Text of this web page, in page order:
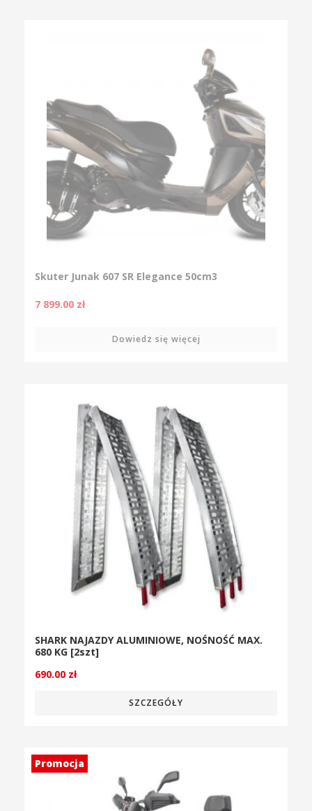
Skuter Junak 607 SR Elegance 50cm3
7 899.00 zł
Dowiedz się więcej
SHARK NAJAZDY ALUMINIOWE, NOŚNOŚĆ MAX.
680 KG [2szt]
690.00 zł
SZCZEGÓŁY
Promocja